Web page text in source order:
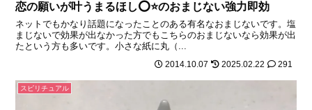
恋の願いが叶うまるほし⭕️⭐️のおまじない強力即効
ネットでもかなり話題になったことのある有名なおまじないです。塩
まじないで効果が出なかった方でもこちらのおまじないなら効果が出
たという方も多いです。小さな紙に丸（...
2014.10.07 2025.02.22 291
スピリチュアル